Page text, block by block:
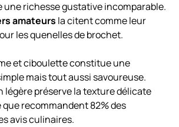
une richesse gustative incomparable.
amateurs la citent comme leur
les quenelles de brochet.
et ciboulette constitue une
mais tout aussi savoureuse.
légère préserve la texture délicate
que recommandent 82% des
avis culinaires.